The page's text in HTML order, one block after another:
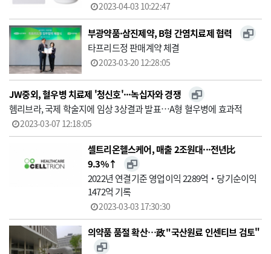
2023-04-03 10:22:47
부광약품·삼진제약, B형 간염치료제 협력
타프리드정 판매계약 체결
2023-03-20 12:28:05
JW중외, 혈우병 치료제 '청신호'···녹십자와 경쟁
헴리브라, 국제 학술지에 임상 3상결과 발표…A형 혈우병에 효과적
2023-03-07 12:18:05
셀트리온헬스케어, 매출 2조원대··· 전년比
9.3%↑
2022년 연결기준 영업이익 2289억‧당기순이익
1472억 기록
2023-03-03 17:30:30
의약품 품절 확산…政 "국산원료 인센티브 검토"